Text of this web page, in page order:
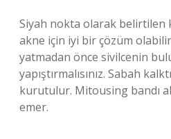
Siyah nokta olarak belirtilen
akne için iyi bir çözüm
yatmadan önce sivilcenin
yapıştırmalısınız. Sabah
kurutulur. Mitousing bandı
emer.